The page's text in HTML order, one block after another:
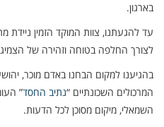
בארגון.
עד להגעתנו, צוות המוקד הזמין
לצורך החלפה בטוחה וזהירה של
בהגיענו למקום הבחנו באדם מוכר,
המרכולים השכונתיים “נתיב החסד”
השמאלי, מיקום מסוכן לכל הדעות.